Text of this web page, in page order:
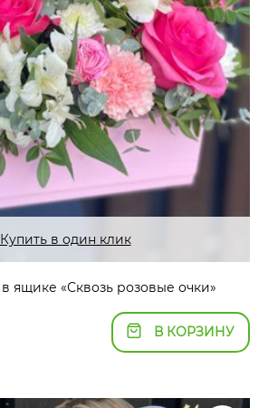
Купить в один клик
ящике «Сквозь розовые очки»
В КОРЗИНУ